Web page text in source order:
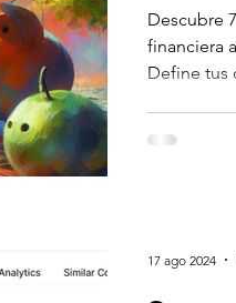
Descubre
financiera
Define tus
17 ago 2024